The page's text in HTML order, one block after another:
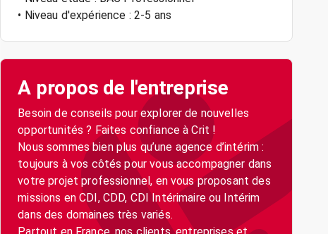
• Niveau d'expérience : 2-5 ans
A propos de l'entreprise
Besoin de conseils pour explorer de nouvelles
opportunités ? Faites confiance à Crit !
Nous sommes bien plus qu’une agence d’intérim :
toujours à vos côtés pour vous accompagner dans
votre projet professionnel, en vous proposant des
missions en CDI, CDD, CDI Intérimaire ou Intérim
dans des domaines très variés.